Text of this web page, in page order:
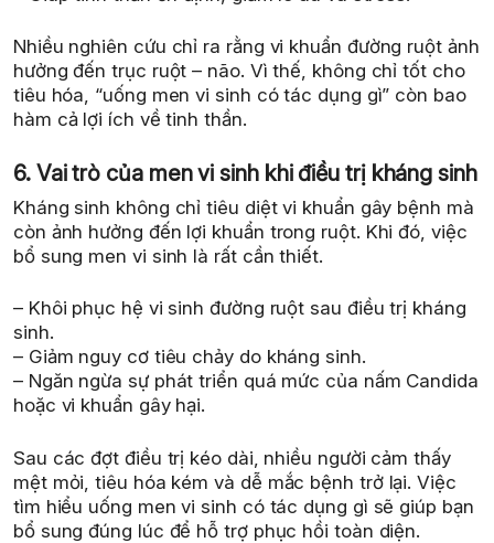
Nhiều nghiên cứu chỉ ra rằng vi khuẩn đường ruột ảnh
hưởng đến trục ruột – não. Vì thế, không chỉ tốt cho
tiêu hóa, “uống men vi sinh có tác dụng gì” còn bao
hàm cả lợi ích về tinh thần.
6. Vai trò của men vi sinh khi điều trị kháng sinh
Kháng sinh không chỉ tiêu diệt vi khuẩn gây bệnh mà
còn ảnh hưởng đến lợi khuẩn trong ruột. Khi đó, việc
bổ sung men vi sinh là rất cần thiết.
– Khôi phục hệ vi sinh đường ruột sau điều trị kháng
sinh.
– Giảm nguy cơ tiêu chảy do kháng sinh.
– Ngăn ngừa sự phát triển quá mức của nấm Candida
hoặc vi khuẩn gây hại.
Sau các đợt điều trị kéo dài, nhiều người cảm thấy
mệt mỏi, tiêu hóa kém và dễ mắc bệnh trở lại. Việc
tìm hiểu uống men vi sinh có tác dụng gì sẽ giúp bạn
bổ sung đúng lúc để hỗ trợ phục hồi toàn diện.